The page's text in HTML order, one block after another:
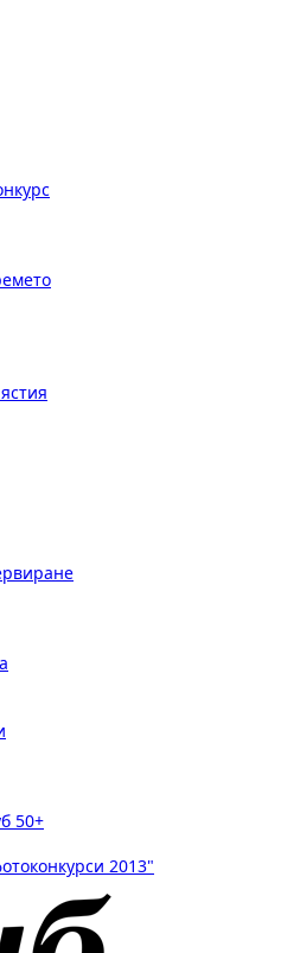
50+
2013"